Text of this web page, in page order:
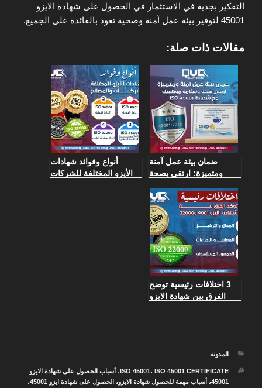
التفكير بجدية في الاستثمار في الحصول على شهادة الايزو
45001 لتوفير بيئة عمل آمنة وصحية تعود بالفائدة على الجميع.
مقالات ذات صلة:
ضمان بيئة عمل آمنة
ومتميزة: ارتقي بصحة
شهادة ISO 45001
أنواع وفوائد شهادات
الأيزو المختلفة للشركات
3 اختلافات رئيسية توضح
الفرق بين شهادة الايزو
التصنيفات
المدونه
الوسوم ISO 45001 ، ISO 45001 CERTIFICATE ، أسباب الحصول على شهادة الايزو
45001، أسباب مهمة للحصول شهادة الايزو، الحصول على شهادة ايزو 45001
،